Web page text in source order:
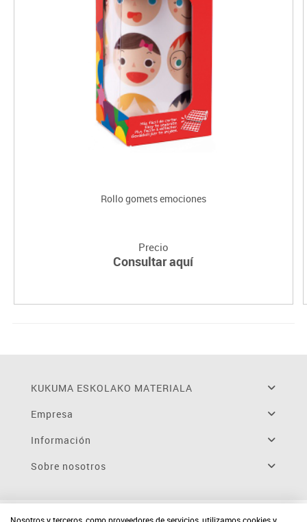
Rollo gomets emociones
Precio
Consultar aquí
KUKUMA ESKOLAKO MATERIALA
Empresa
Información
Sobre nosotros